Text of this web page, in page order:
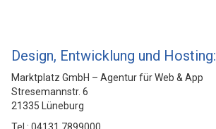
Design, Entwicklung und Hosting:
Marktplatz GmbH – Agentur für Web & App
Stresemannstr. 6
21335 Lüneburg